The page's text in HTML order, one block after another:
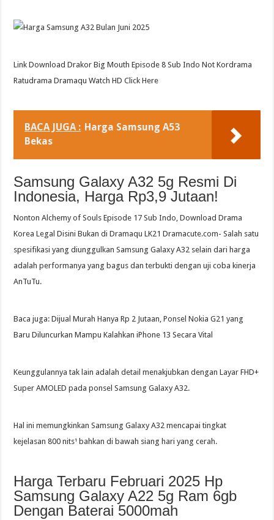
Link Download Drakor Big Mouth Episode 8 Sub Indo Not Kordrama
Ratudrama Dramaqu Watch HD Click Here
BACA JUGA : Harga Samsung A53
Bekas
Samsung Galaxy A32 5g Resmi Di
Indonesia, Harga Rp3,9 Jutaan!
Nonton Alchemy of Souls Episode 17 Sub Indo, Download Drama
Korea Legal Disini Bukan di Dramaqu LK21 Dramacute.com- Salah satu
spesifikasi yang diunggulkan Samsung Galaxy A32 selain dari harga
adalah performanya yang bagus dan terbukti dengan uji coba kinerja
AnTuTu.
Baca juga: Dijual Murah Hanya Rp 2 Jutaan, Ponsel Nokia G21 yang
Baru Diluncurkan Mampu Kalahkan iPhone 13 Secara Vital
Keunggulannya tak lain adalah detail menakjubkan dengan Layar FHD+
Super AMOLED pada ponsel Samsung Galaxy A32.
Hal ini memungkinkan Samsung Galaxy A32 mencapai tingkat
kejelasan 800 nits¹ bahkan di bawah siang hari yang cerah.
Harga Terbaru Februari 2025 Hp
Samsung Galaxy A22 5g Ram 6gb
Dengan Baterai 5000mah